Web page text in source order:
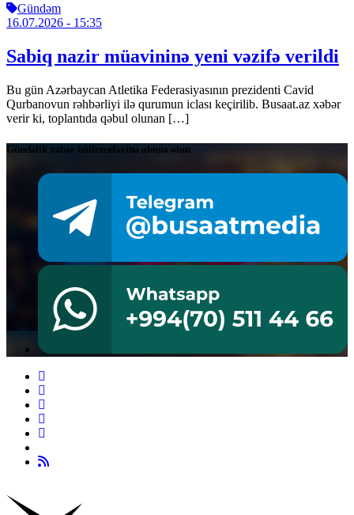
Gündəm
16.07.2026 - 15:35
Sabiq nazir müavininə yeni vəzifə verildi
Bu gün Azərbaycan Atletika Federasiyasının prezidenti Cavid
Qurbanovun rəhbərliyi ilə qurumun iclası keçirilib. Busaat.az xəbər
verir ki, toplantıda qəbul olunan […]
Gündəlik xəbər bülletenlərinə abunə olun